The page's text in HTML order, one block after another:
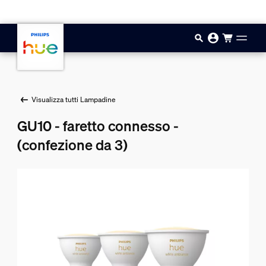
Visualizza tutti Lampadine
GU10 - faretto connesso -
(confezione da 3)